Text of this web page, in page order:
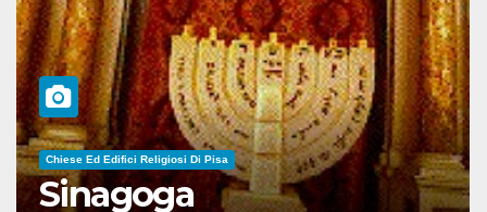
Chiese Ed Edifici Religiosi Di Pisa
Sinagoga